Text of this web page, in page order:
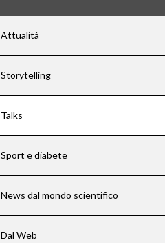
Attualità
Storytelling
Talks
Sport e diabete
News dal mondo scientifico
Dal Web